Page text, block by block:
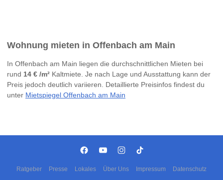
Wohnung mieten in Offenbach am Main
In Offenbach am Main liegen die durchschnittlichen Mieten bei
rund 14 € /m² Kaltmiete. Je nach Lage und Ausstattung kann der
Preis jedoch deutlich variieren. Detaillierte Preisinfos findest du
unter Mietspiegel Offenbach am Main
Ratgeber Presse Lokales Über Uns Impressum Datenschutz